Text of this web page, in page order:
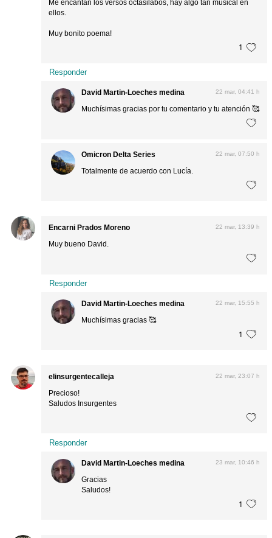
Me encantan los versos octasilabos, hay algo tan musical en
ellos.
Muy bonito poema!
1
Responder
David Martin-Loeches medina 22 mar, 04:41 h
Muchísimas gracias por tu comentario y tu atención 🥰
Omicron Delta Series 22 mar, 07:50 h
Totalmente de acuerdo con Lucía.
Encarni Prados Moreno 22 mar, 13:39 h
Muy bueno David.
Responder
David Martin-Loeches medina 22 mar, 15:55 h
Muchísimas gracias 🥰
1
elinsurgentecalleja 22 mar, 23:07 h
Precioso!
Saludos Insurgentes
Responder
David Martin-Loeches medina 23 mar, 10:46 h
Gracias
Saludos!
1